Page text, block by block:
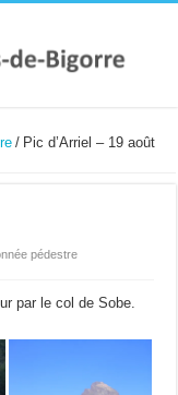
/ Pic d’Arriel – 19 août
pédestre
par le col de Sobe.